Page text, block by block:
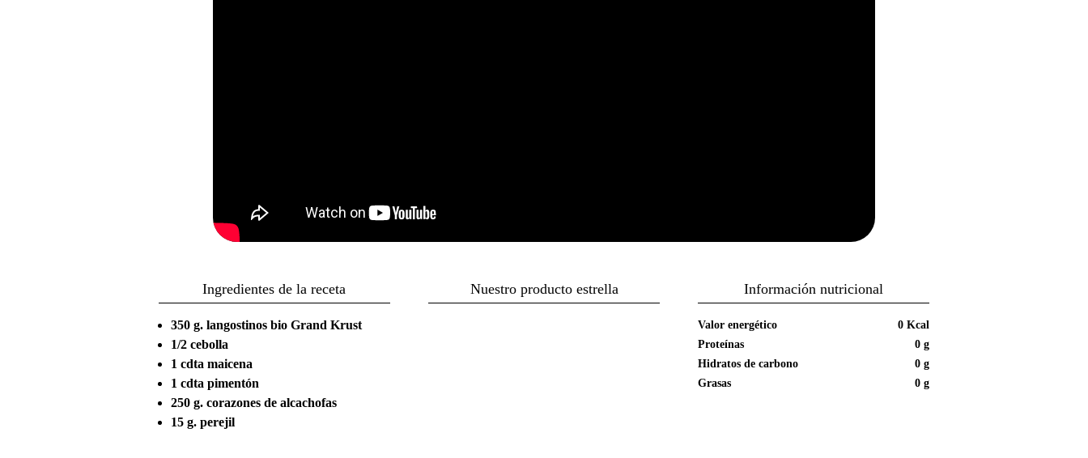
Ingredientes de la receta
350 g. langostinos bio Grand Krust
1/2 cebolla
1 cdta maicena
1 cdta pimentón
250 g. corazones de alcachofas
15 g. perejil
Nuestro producto estrella Información nutricional
Valor energético
0 Kcal
Proteínas
0 g
Hidratos de carbono
0 g
Grasas
0 g